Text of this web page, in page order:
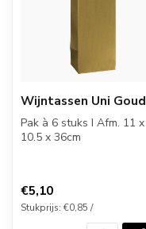
Wijntassen Uni Goud
Pak à 6 stuks I Afm. 11 x
10.5 x 36cm
€5,10
Stukprijs: €0,85 /